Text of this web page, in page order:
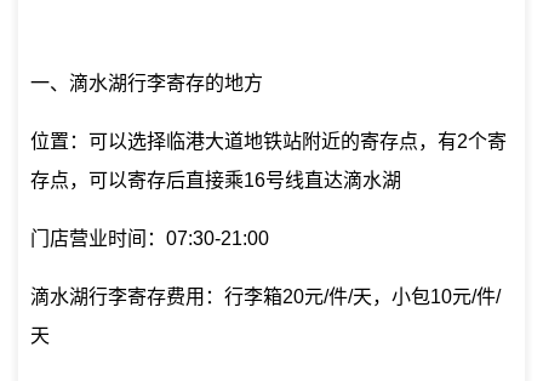
一、滴水湖行李寄存的地方
位置：可以选择临港大道地铁站附近的寄存点，有2个寄
存点，可以寄存后直接乘16号线直达滴水湖
门店营业时间：07:30-21:00
滴水湖行李寄存费用：行李箱20元/件/天，小包10元/件/
天